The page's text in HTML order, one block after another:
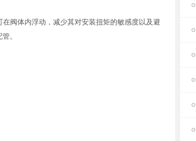
阀体内浮动，减少其对安装扭矩的敏感度以及避
。